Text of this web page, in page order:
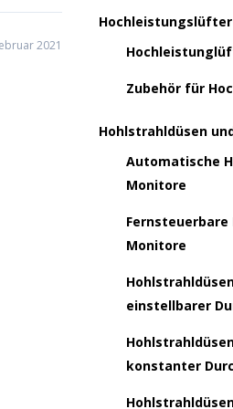
2021
Hochleistungslüfter
Zubehör für
Hohlstrahldüsen
Automatische
Monitore
Fernsteuerbare
Monitore
einstellbarer
konstanter